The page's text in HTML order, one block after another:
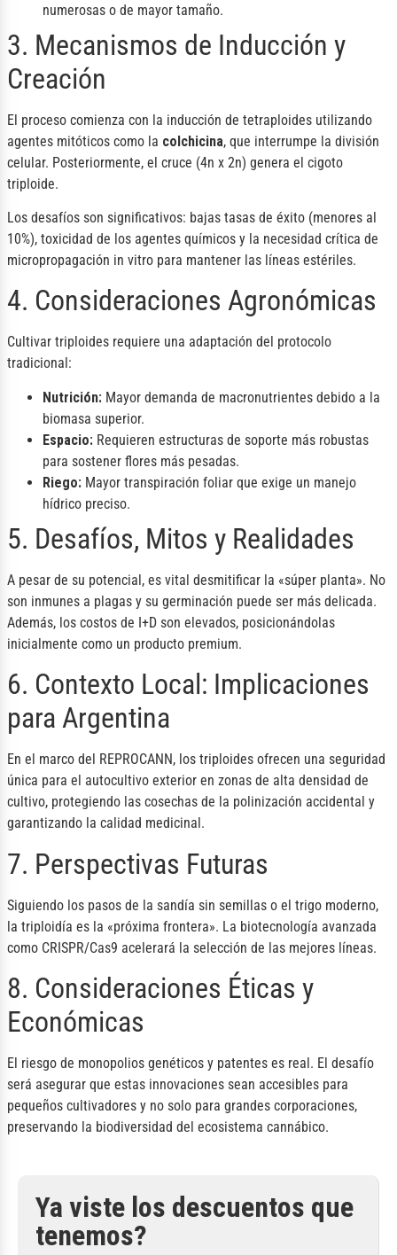
numerosas o de mayor tamaño.
3. Mecanismos de Inducción y
Creación
El proceso comienza con la inducción de tetraploides utilizando
agentes mitóticos como la colchicina, que interrumpe la división
celular. Posteriormente, el cruce (4n x 2n) genera el cigoto
triploide.
Los desafíos son significativos: bajas tasas de éxito (menores al
10%), toxicidad de los agentes químicos y la necesidad crítica de
micropropagación in vitro para mantener las líneas estériles.
4. Consideraciones Agronómicas
Cultivar triploides requiere una adaptación del protocolo
tradicional:
Nutrición: Mayor demanda de macronutrientes debido a la
biomasa superior.
Espacio: Requieren estructuras de soporte más robustas
para sostener flores más pesadas.
Riego: Mayor transpiración foliar que exige un manejo
hídrico preciso.
5. Desafíos, Mitos y Realidades
A pesar de su potencial, es vital desmitificar la «súper planta». No
son inmunes a plagas y su germinación puede ser más delicada.
Además, los costos de I+D son elevados, posicionándolas
inicialmente como un producto premium.
6. Contexto Local: Implicaciones
para Argentina
En el marco del REPROCANN, los triploides ofrecen una seguridad
única para el autocultivo exterior en zonas de alta densidad de
cultivo, protegiendo las cosechas de la polinización accidental y
garantizando la calidad medicinal.
7. Perspectivas Futuras
Siguiendo los pasos de la sandía sin semillas o el trigo moderno,
la triploidía es la «próxima frontera». La biotecnología avanzada
como CRISPR/Cas9 acelerará la selección de las mejores líneas.
8. Consideraciones Éticas y
Económicas
El riesgo de monopolios genéticos y patentes es real. El desafío
será asegurar que estas innovaciones sean accesibles para
pequeños cultivadores y no solo para grandes corporaciones,
preservando la biodiversidad del ecosistema cannábico.
Ya viste los descuentos que
tenemos?